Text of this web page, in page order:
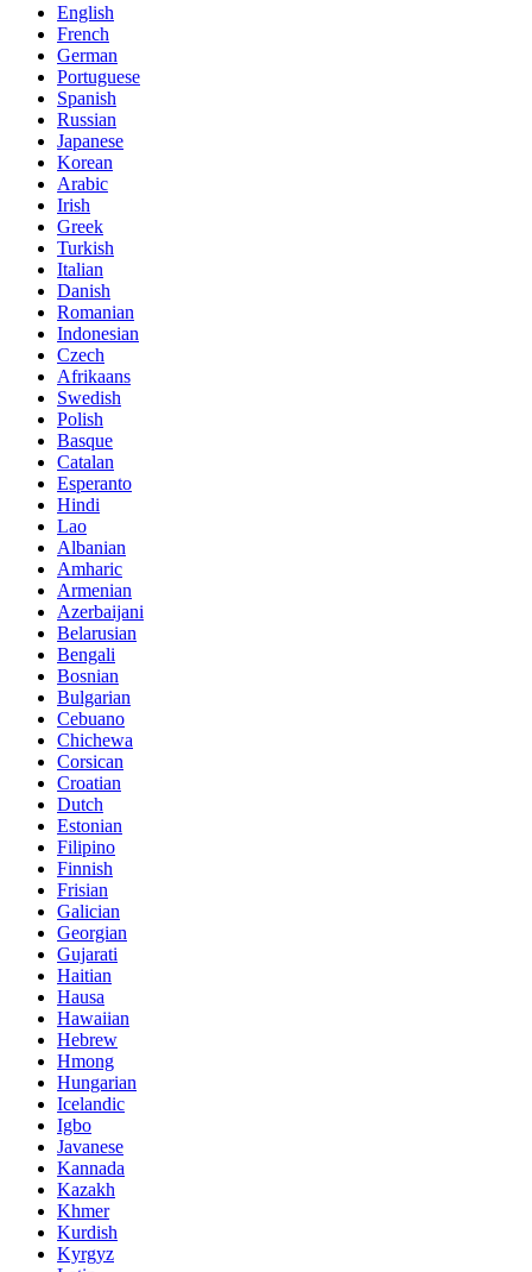
English
French
German
Portuguese
Spanish
Russian
Japanese
Korean
Arabic
Irish
Greek
Turkish
Italian
Danish
Romanian
Indonesian
Czech
Afrikaans
Swedish
Polish
Basque
Catalan
Esperanto
Hindi
Lao
Albanian
Amharic
Armenian
Azerbaijani
Belarusian
Bengali
Bosnian
Bulgarian
Cebuano
Chichewa
Corsican
Croatian
Dutch
Estonian
Filipino
Finnish
Frisian
Galician
Georgian
Gujarati
Haitian
Hausa
Hawaiian
Hebrew
Hmong
Hungarian
Icelandic
Igbo
Javanese
Kannada
Kazakh
Khmer
Kurdish
Kyrgyz